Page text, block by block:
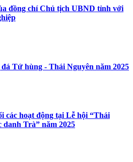
đồng chí Chủ tịch UBND tỉnh với
Tứ hùng - Thái Nguyên năm 2025
các hoạt động tại Lễ hội “Thái
danh Trà” năm 2025